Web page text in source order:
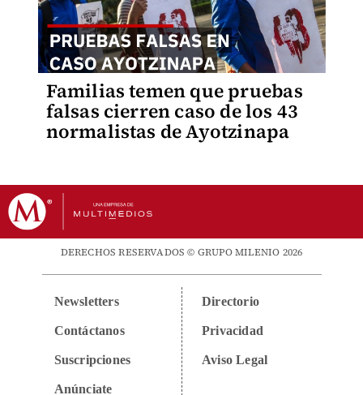
Familias temen que pruebas
falsas cierren caso de los 43
normalistas de Ayotzinapa
DERECHOS RESERVADOS © GRUPO MILENIO 2026
Newsletters
Contáctanos
Suscripciones
Anúnciate
Directorio
Privacidad
Aviso Legal